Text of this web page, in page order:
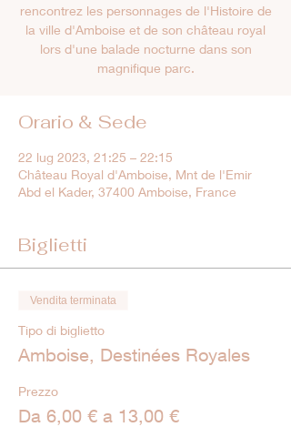
rencontrez les personnages de l'Histoire de
la ville d'Amboise et de son château royal
lors d'une balade nocturne dans son
magnifique parc.
Orario & Sede
22 lug 2023, 21:25 – 22:15
Château Royal d'Amboise, Mnt de l'Emir
Abd el Kader, 37400 Amboise, France
Biglietti
Vendita terminata
Tipo di biglietto
Amboise, Destinées Royales
Prezzo
Da 6,00 € a 13,00 €